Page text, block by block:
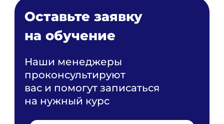
Оставьте заявку
на обучение
Наши менеджеры
проконсультируют
вас и помогут записаться
на нужный курс